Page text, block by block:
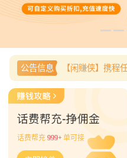
公告信息
话费帮充 999+ 单可接